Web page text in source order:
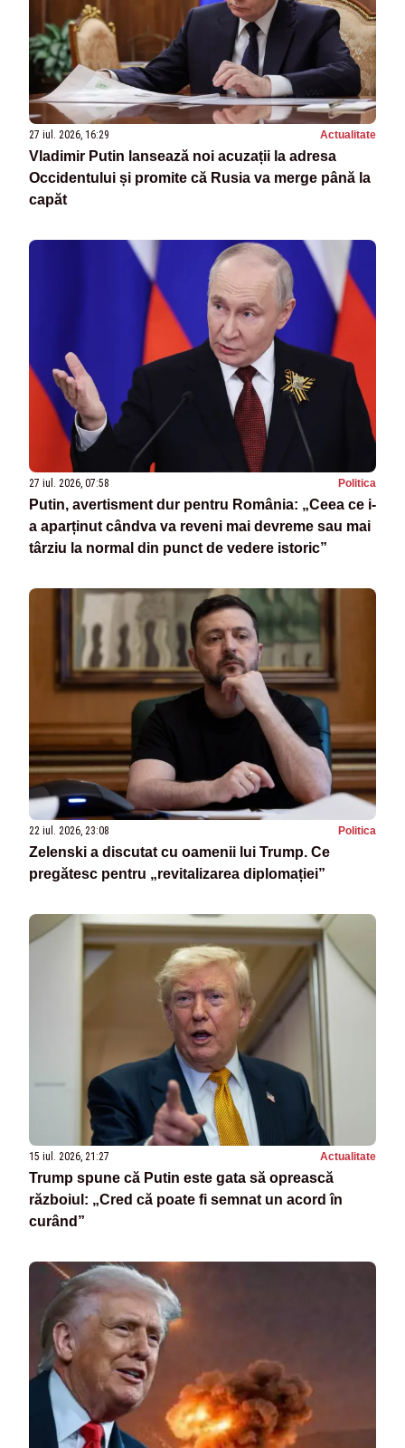
27 iul. 2026, 16:29 Actualitate
Vladimir Putin lansează noi acuzații la adresa
Occidentului și promite că Rusia va merge până la
capăt
27 iul. 2026, 07:58 Politica
Putin, avertisment dur pentru România: „Ceea ce i-
a aparținut cândva va reveni mai devreme sau mai
târziu la normal din punct de vedere istoric”
22 iul. 2026, 23:08 Politica
Zelenski a discutat cu oamenii lui Trump. Ce
pregătesc pentru „revitalizarea diplomației”
15 iul. 2026, 21:27 Actualitate
Trump spune că Putin este gata să oprească
războiul: „Cred că poate fi semnat un acord în
curând”